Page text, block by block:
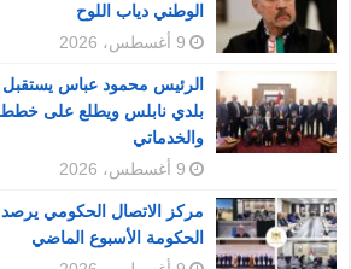
الوطني دياب اللوح
9 أغسطس، 2026
الرئيس محمود عباس
بلدي نابلس ويطلع على خطط
والخدماتي
9 أغسطس، 2026
مركز الاتصال الحكومي يرصد
الحكومة الأسبوع الماضي